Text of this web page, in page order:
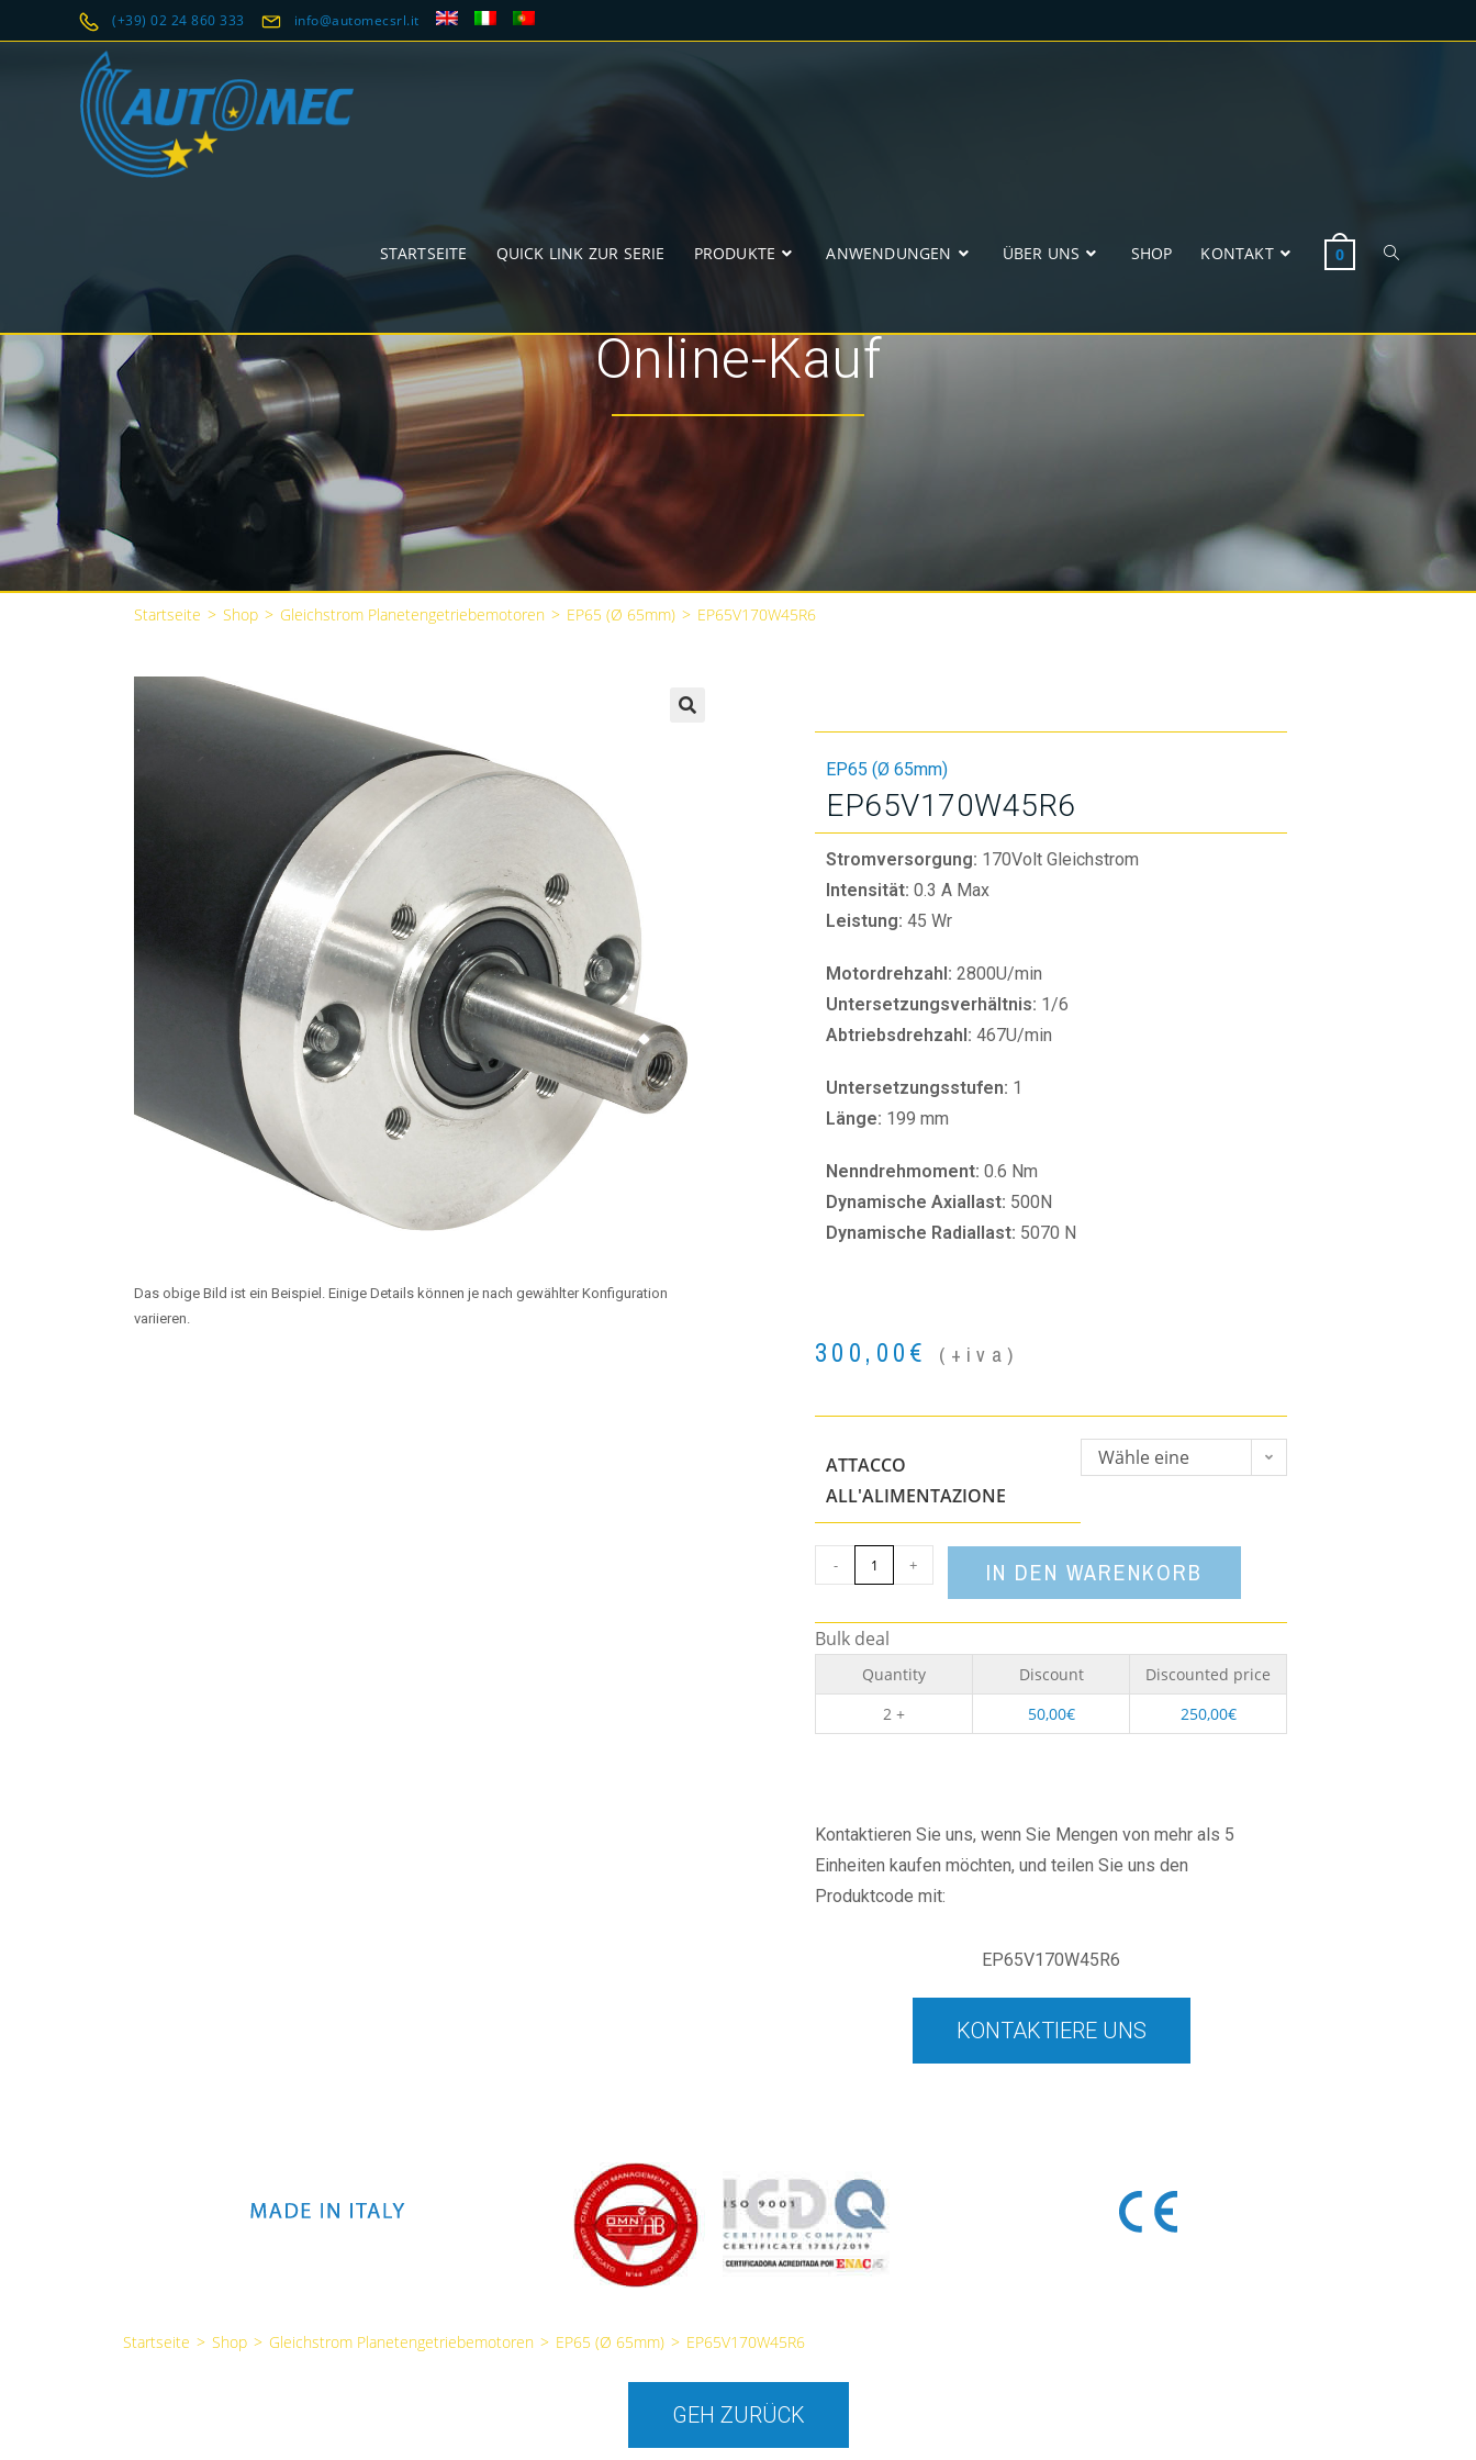
(+39) 02 24 860 333 info@automecsrl.it
STARTSEITE QUICK LINK ZUR SERIE PRODUKTE ANWENDUNGEN ÜBER UNS SHOP KONTAKT 0
Online-Kauf
Startseite > Shop > Gleichstrom Planetengetriebemotoren > EP65 (Ø 65mm) > EP65V170W45R6
Das obige Bild ist ein Beispiel. Einige Details können je nach gewählter Konfiguration
variieren.
EP65 (Ø 65mm)
EP65V170W45R6
Stromversorgung: 170Volt Gleichstrom
Intensität: 0.3 A Max
Leistung: 45 Wr
Motordrehzahl: 2800U/min
Untersetzungsverhältnis: 1/6
Abtriebsdrehzahl: 467U/min
Untersetzungsstufen: 1
Länge: 199 mm
Nenndrehmoment: 0.6 Nm
Dynamische Axiallast: 500N
Dynamische Radiallast: 5070 N
300,00€ (+iva)
ATTACCO
ALL'ALIMENTAZIONE
Wähle eine
- + IN DEN WARENKORB
Bulk deal
Quantity Discount
Discounted price
2 +
50,00€ 250,00€
Kontaktieren Sie uns, wenn Sie Mengen von mehr als 5
Einheiten kaufen möchten, und teilen Sie uns den
Produktcode mit:
EP65V170W45R6
KONTAKTIERE UNS
Startseite > Shop > Gleichstrom Planetengetriebemotoren > EP65 (Ø 65mm) > EP65V170W45R6
GEH ZURÜCK